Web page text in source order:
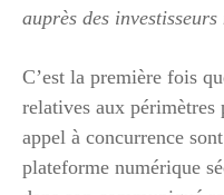
auprès des
C’est la première fois
relatives aux périmètres
appel à concurrence
plateforme numérique